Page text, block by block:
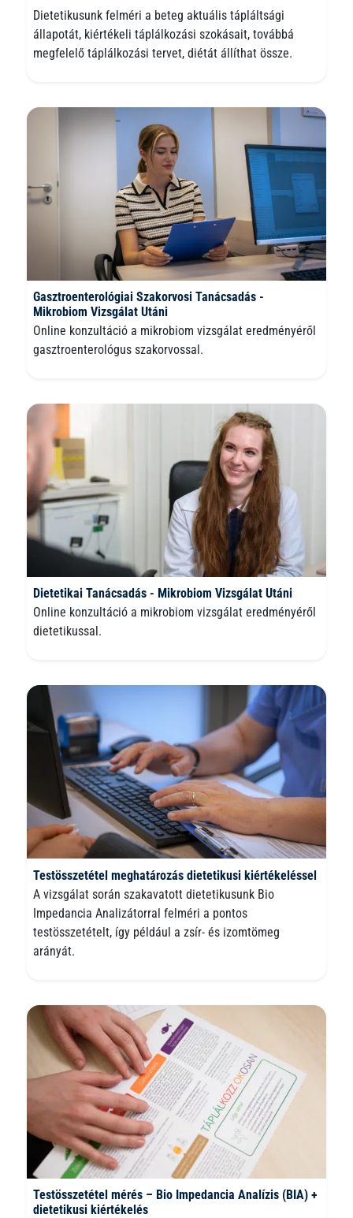
Dietetikusunk felméri a beteg aktuális tápláltsági
állapotát, kiértékeli táplálkozási szokásait, továbbá
megfelelő táplálkozási tervet, diétát állíthat össze.
Gasztroenterológiai Szakorvosi Tanácsadás -
Mikrobiom Vizsgálat Utáni
Online konzultáció a mikrobiom vizsgálat eredményéről
gasztroenterológus szakorvossal.
Dietetikai Tanácsadás - Mikrobiom Vizsgálat Utáni
Online konzultáció a mikrobiom vizsgálat eredményéről
dietetikussal.
Testösszetétel meghatározás dietetikusi kiértékeléssel
A vizsgálat során szakavatott dietetikusunk Bio
Impedancia Analizátorral felméri a pontos
testösszetételt, így például a zsír- és izomtömeg
arányát.
Testösszetétel mérés – Bio Impedancia Analízis (BIA) +
dietetikusi kiértékelés